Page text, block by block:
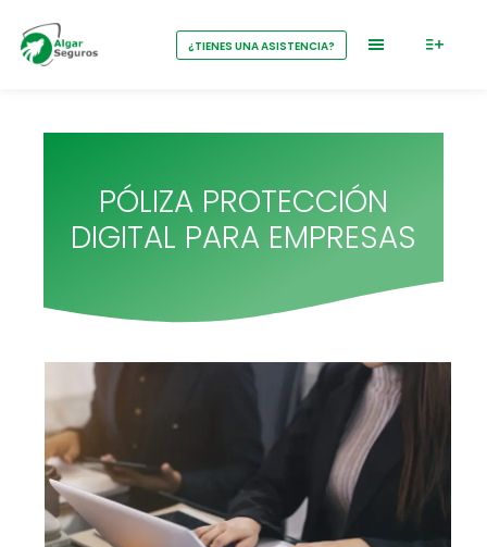
¿TIENES UNA ASISTENCIA?
PÓLIZA PROTECCIÓN
DIGITAL PARA EMPRESAS